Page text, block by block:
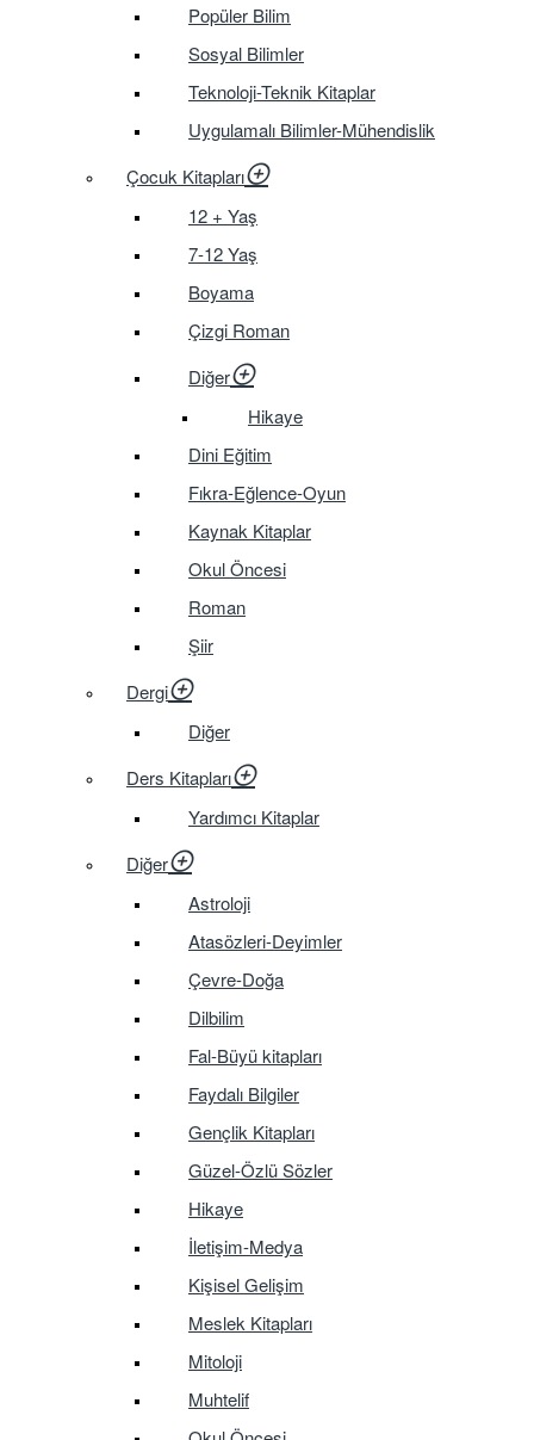
Popüler Bilim
Sosyal Bilimler
Teknoloji-Teknik Kitaplar
Uygulamalı Bilimler-Mühendislik
Çocuk Kitapları
12 + Yaş
7-12 Yaş
Boyama
Çizgi Roman
Diğer
Hikaye
Dini Eğitim
Fıkra-Eğlence-Oyun
Kaynak Kitaplar
Okul Öncesi
Roman
Şiir
Dergi
Diğer
Ders Kitapları
Yardımcı Kitaplar
Diğer
Astroloji
Atasözleri-Deyimler
Çevre-Doğa
Dilbilim
Fal-Büyü kitapları
Faydalı Bilgiler
Gençlik Kitapları
Güzel-Özlü Sözler
Hikaye
İletişim-Medya
Kişisel Gelişim
Meslek Kitapları
Mitoloji
Muhtelif